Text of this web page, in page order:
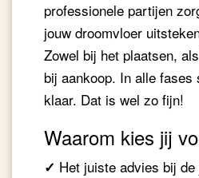
professionele partijen
jouw droomvloer
Zowel bij het plaatsen,
bij aankoop. In alle
klaar. Dat is wel zo fijn!
Waarom kies jij
✓ Het juiste advies bij